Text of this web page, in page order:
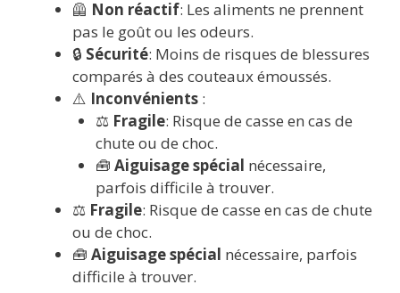
🦺 Non réactif: Les aliments ne prennent
pas le goût ou les odeurs.
🔒 Sécurité: Moins de risques de blessures
comparés à des couteaux émoussés.
⚠️ Inconvénients :
⚖️ Fragile: Risque de casse en cas de
chute ou de choc.
🧰 Aiguisage spécial nécessaire,
parfois difficile à trouver.
⚖️ Fragile: Risque de casse en cas de chute
ou de choc.
🧰 Aiguisage spécial nécessaire, parfois
difficile à trouver.